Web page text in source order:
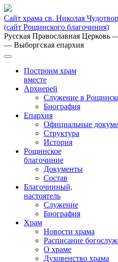
Сайт храма св. Николая
(сайт Рощинского благочиния)
Русская Православная Церковь —
— Выборгская епархия
Построим храм
вместе
Архиерей
Служение в
Биография
Епархия
Официальные
Структура
История
Рощинское
благочиние
Документы
Состав
Благочинный,
настоятель
Служение
Биография
Храм
Новости храма
Расписание
О храме
Духовенство храма